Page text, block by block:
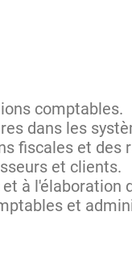
comptables.
dans les
fiscales et des
et clients.
à l'élaboration
et